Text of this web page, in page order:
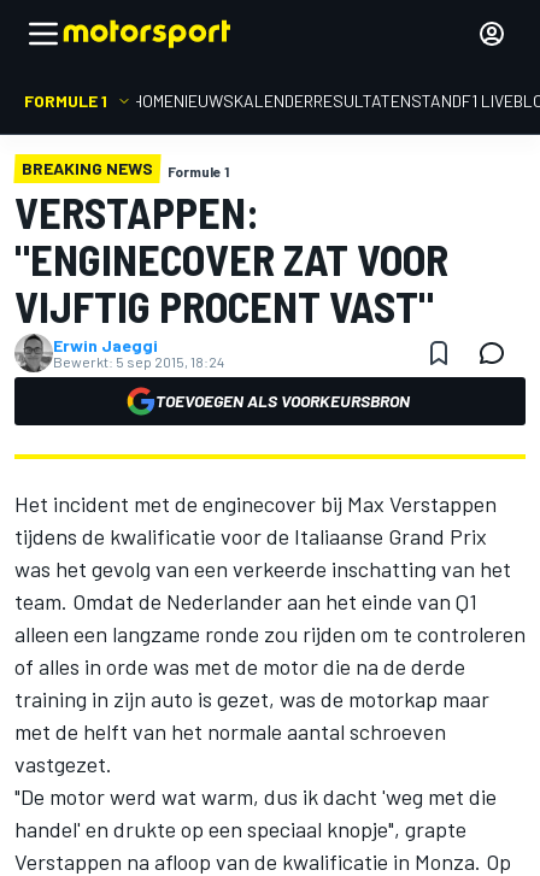
FORMULE 1 HOMENIEUWSKALENDERRESULTATENSTANDF1
BREAKING NEWS Formule 1
VERSTAPPEN:
"ENGINECOVER ZAT VOOR
VIJFTIG PROCENT VAST"
Erwin Jaeggi
Bewerkt: 5 sep 2015, 18:24
TOEVOEGEN ALS VOORKEURSBRON
Het incident met de enginecover bij Max Verstappen
tijdens de kwalificatie voor de Italiaanse Grand Prix
was het gevolg van een verkeerde inschatting van het
team. Omdat de Nederlander aan het einde van Q1
alleen een langzame ronde zou rijden om te controleren
of alles in orde was met de motor die na de derde
training in zijn auto is gezet, was de motorkap maar
met de helft van het normale aantal schroeven
vastgezet.
"De motor werd wat warm, dus ik dacht 'weg met die
handel' en drukte op een speciaal knopje", grapte
Verstappen na afloop van de kwalificatie in Monza. Op